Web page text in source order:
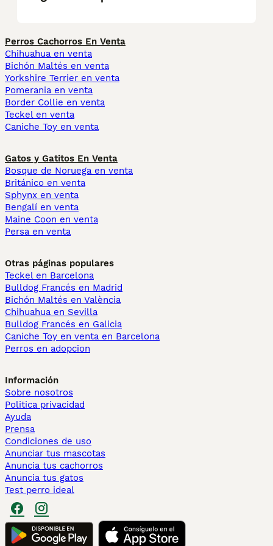
Perros Cachorros En Venta
Chihuahua en venta
Bichón Maltés en venta
Yorkshire Terrier en venta
Pomerania en venta
Border Collie en venta
Teckel en venta
Caniche Toy en venta
Gatos y Gatitos En Venta
Bosque de Noruega en venta
Británico en venta
Sphynx en venta
Bengalí en venta
Maine Coon en venta
Persa en venta
Otras páginas populares
Teckel en Barcelona
Bulldog Francés en Madrid
Bichón Maltés en València
Chihuahua en Sevilla
Bulldog Francés en Galicia
Caniche Toy en venta en Barcelona
Perros en adopcion
Información
Sobre nosotros
Politica privacidad
Ayuda
Prensa
Condiciones de uso
Anunciar tus mascotas
Anuncia tus cachorros
Anuncia tus gatos
Test perro ideal